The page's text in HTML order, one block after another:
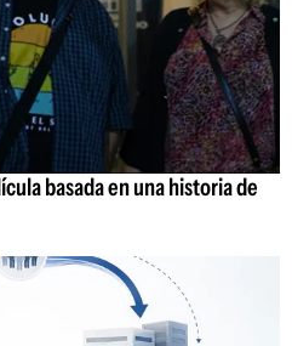
basada en una historia de